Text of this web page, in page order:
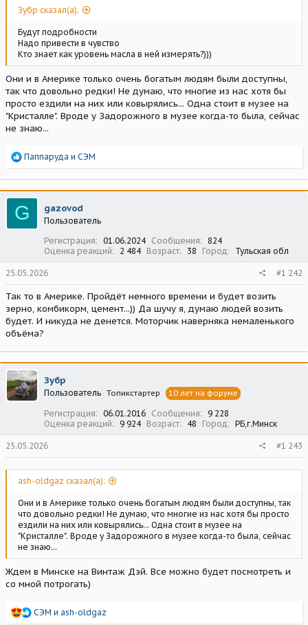
Зубр сказал(а):
Будут подробности
Надо привести в чувство
Кто знает как уровень масла в ней измерять?)))
Они и в Америке только очень богатым людям были доступны,
так что довольно редки! Не думаю, что многие из нас хотя бы
просто ездили на них или ковырялись... Одна стоит в музее на
"Кристалле". Вроде у Задорожного в музее когда-то была, сейчас
не знаю...
Р
а
к
ц
и
и
Паппаруда и СЭМ
G gazovod
Пользователь
Регистрация
01.06.2024 Сообщения
824
Оценка реакций
2 484 Возраст 38 Город Тульская обл
25.05.2026 #1 242
Так то в Америке. Пройдёт немного времени и будет возить
зерно, комбикорм, цемент...)) Да шучу я, думаю людей возить
будет. И никуда не денется. Моторчик наверняка немаленького
объёма?
Зубр
Пользователь Топикстартер 10 лет на форуме
Регистрация 06.01.2016 Сообщения
9 228
Оценка реакций
9 924 Возраст 48 Город РБ,г.Минск
25.05.2026 #1 243
ash-oldgaz сказал(а):
Они и в Америке только очень богатым людям были доступны, так
что довольно редки! Не думаю, что многие из нас хотя бы просто
ездили на них или ковырялись... Одна стоит в музее на
"Кристалле". Вроде у Задорожного в музее когда-то была, сейчас
не знаю...
Ждем в Минске на Винтаж Дэй. Все можно будет посмотреть и
со мной потрогать)
Р
СЭМ и ash-oldgaz